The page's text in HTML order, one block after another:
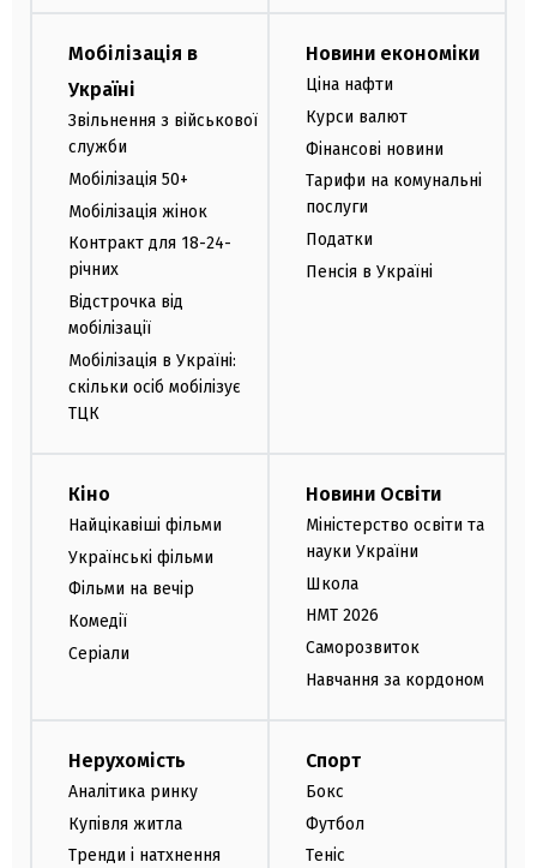
Мобілізація в
Україні
Звільнення з військової
служби
Мобілізація 50+
Мобілізація жінок
Контракт для 18-24-
річних
Відстрочка від
мобілізації
Мобілізація в Україні:
скільки осіб мобілізує
ТЦК
Новини економіки
Ціна нафти
Курси валют
Фінансові новини
Тарифи на комунальні
послуги
Податки
Пенсія в Україні
Кіно
Найцікавіші фільми
Українські фільми
Фільми на вечір
Комедії
Серіали
Новини Освіти
Міністерство освіти та
науки України
Школа
НМТ 2026
Саморозвиток
Навчання за кордоном
Нерухомість
Аналітика ринку
Купівля житла
Тренди і натхнення
Спорт
Бокс
Футбол
Теніс